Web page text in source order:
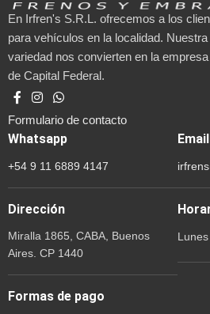
En Irfren's S.R.L. ofrecemos a los
para vehículos en la localidad.
variedad nos convierten en la
de Capital Federal.
Formulario de contacto
Whatsapp
+54 9 11 6889 4147
Email
Dirección
Miralla 1865, CABA, Buenos
Aires. CP 1440
Formas de pago